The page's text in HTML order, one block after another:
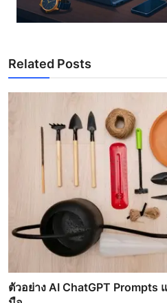
Related Posts
ตัวอย่าง AI ChatGPT